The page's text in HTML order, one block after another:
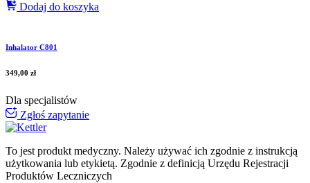
Dodaj do koszyka
Inhalator C801
349,00 zł
Dla specjalistów
Zgłoś zapytanie
To jest produkt medyczny. Należy używać ich zgodnie z instrukcją
użytkowania lub etykietą. Zgodnie z definicją Urzędu Rejestracji
Produktów Leczniczych